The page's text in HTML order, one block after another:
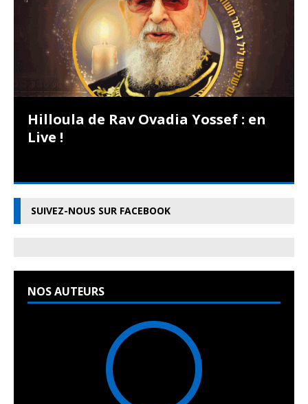
Hilloula de Rav Ovadia Yossef : en
Live !
SUIVEZ-NOUS SUR FACEBOOK
NOS AUTEURS